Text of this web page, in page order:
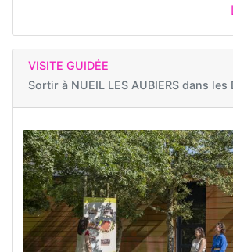
VISITE GUIDÉE
Sortir à NUEIL LES AUBIERS dans les